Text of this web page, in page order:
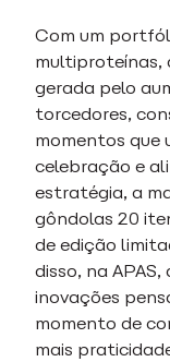
Com um
multiproteínas,
gerada pelo
torcedores,
momentos que
celebração e
estratégia, a
gôndolas 20
de edição
disso, na
inovações
momento de
mais